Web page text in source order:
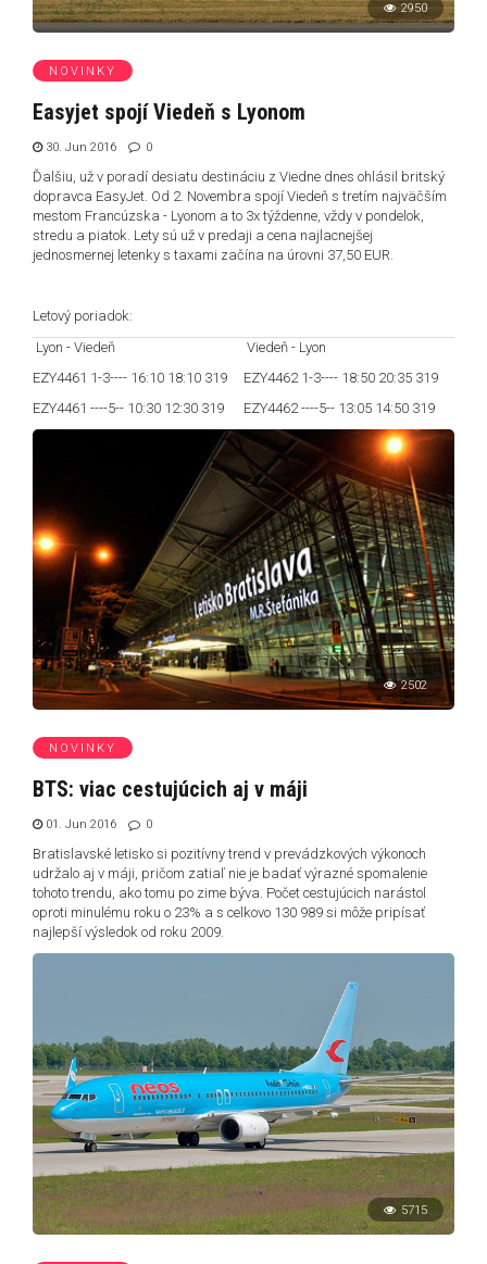
2950
NOVINKY
Easyjet spojí Viedeň s Lyonom
30. Jun 2016 0
Ďalšiu, už v poradí desiatu destináciu z Viedne dnes ohlásil britský
dopravca EasyJet. Od 2. Novembra spojí Viedeň s tretím najväčším
mestom Francúzska - Lyonom a to 3x týždenne, vždy v pondelok,
stredu a piatok. Lety sú už v predaji a cena najlacnejšej
jednosmernej letenky s taxami začína na úrovni 37,50 EUR.
Letový poriadok:
Lyon - Viedeň
EZY4461 1-3---- 16:10 18:10 319
EZY4461 ----5-- 10:30 12:30 319
Viedeň - Lyon
EZY4462 1-3---- 18:50 20:35 319
EZY4462 ----5-- 13:05 14:50 319
2502
NOVINKY
BTS: viac cestujúcich aj v máji
01. Jun 2016 0
Bratislavské letisko si pozitívny trend v prevádzkových výkonoch
udržalo aj v máji, pričom zatiaľ nie je badať výrazné spomalenie
tohoto trendu, ako tomu po zime býva. Počet cestujúcich narástol
oproti minulému roku o 23% a s celkovo 130 989 si môže pripísať
najlepší výsledok od roku 2009.
5715